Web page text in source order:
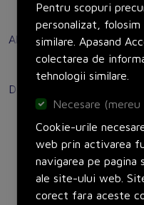
Product Data
Altele
Catalog
Declaratie de conformitate
Declaration of
Declaration of
Pentru scopuri
personalizat,
similare. Apasand
colectarea de
tehnologii similare.
Necesare
Cookie-urile
web prin activarea
navigarea pe pagina
ale site-ului web.
corect fara aceste